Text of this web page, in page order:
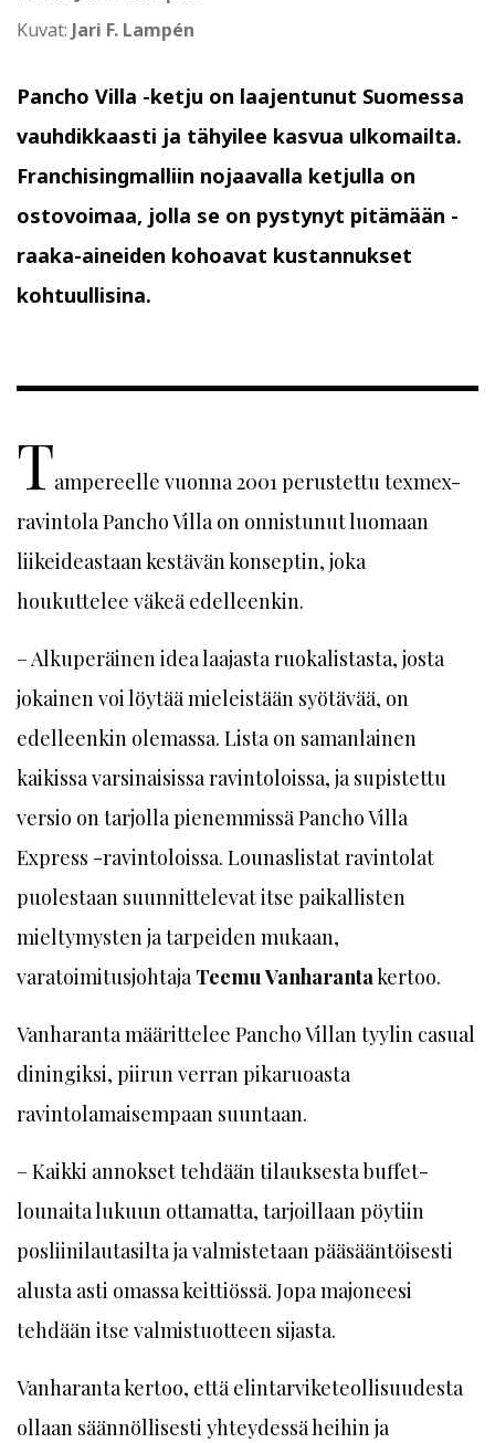
Kuvat: Jari F. Lampén
Pancho Villa -ketju on laajentunut Suomessa
vauhdikkaasti ja tähyilee kasvua ulkomailta.
Franchisingmalliin nojaavalla ketjulla on
ostovoimaa, jolla se on pystynyt pitämään ­
raaka-aineiden kohoavat kustannukset
kohtuullisina.
Tampereelle vuonna 2001 perustettu texmex-
ravintola Pancho Villa on onnistunut luomaan
liikeideastaan kestävän konseptin, joka
houkuttelee väkeä edelleenkin.
– Alkuperäinen idea laajasta ruokalistasta, josta
jokainen voi löytää mieleistään syötävää, on
edelleenkin olemassa. Lista on samanlainen
kaikissa varsinaisissa ravintoloissa, ja supistettu
versio on tarjolla pienemmissä Pancho Villa
Express -ravintoloissa. Lounaslistat ravintolat
puolestaan suunnittelevat itse paikallisten
mieltymysten ja tarpeiden mukaan,
varatoimitusjohtaja Teemu Vanharantakertoo.
Vanharanta määrittelee Pancho Villan tyylin casual
­diningiksi, piirun verran pikaruoasta
ravintolamaisempaan suuntaan.
– Kaikki annokset tehdään tilauksesta buffet-
lounaita lukuun ottamatta, tarjoillaan pöytiin
posliinilautasilta ja valmistetaan pääsääntöisesti
alusta asti omassa keittiössä. Jopa majoneesi
tehdään itse valmistuotteen sijasta.
Vanharanta kertoo, että elintarviketeollisuudesta
ollaan säännöllisesti yhteydessä heihin ja